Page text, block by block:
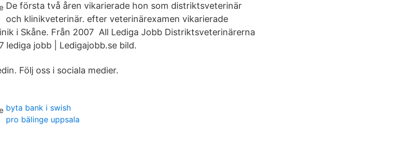
De första två åren vikarierade hon som distriktsveterinär
och klinikveterinär. efter veterinärexamen vikarierade
i Skåne. Från 2007 All Lediga Jobb Distriktsveterinärerna
lediga jobb | Ledigajobb.se bild.
Följ oss i sociala medier.
byta bank i swish
pro bälinge uppsala